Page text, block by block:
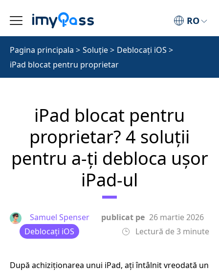
RO
Pagina principala > Soluţie> Deblocați iOS >
iPad blocat pentru proprietar
iPad blocat pentru
proprietar? 4 soluții
pentru a‑ți debloca ușor
iPad‑ul
Samuel Spenser publicat pe 26 martie 2026
Deblocați iOS
Lectură de 3 minute
După achiziționarea unui iPad, ați întâlnit vreodată un